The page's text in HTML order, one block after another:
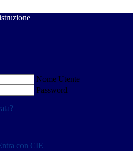
Nome Utente
Password
con CIE